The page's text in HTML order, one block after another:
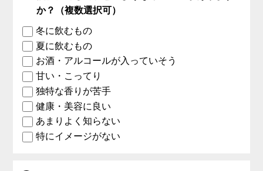
か？（複数選択可）
冬に飲むもの
夏に飲むもの
お酒・アルコールが入っていそう
甘い・こってり
独特な香りが苦手
健康・美容に良い
あまりよく知らない
特にイメージがない